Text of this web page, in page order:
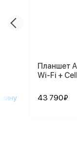
Планшет
Wi-Fi +
43 790₽